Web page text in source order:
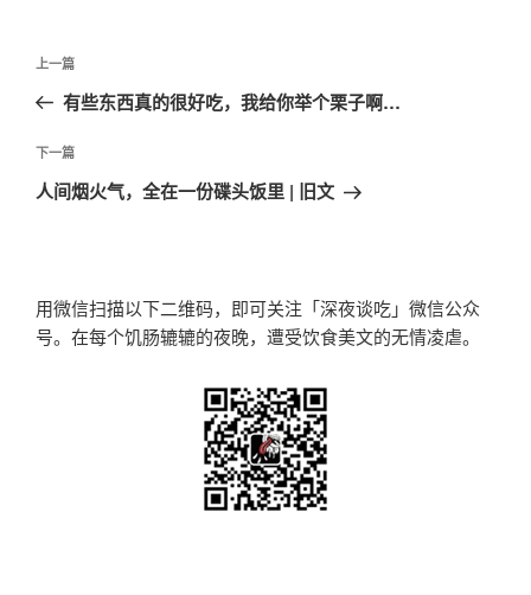
文
导
航
上
一
文
章
上一篇
有些东西真的很好吃，我给你举个栗子啊…
下
一
下一篇
人间烟火气，全在一份碟头饭里 | 旧文
用微信扫描以下二维码，即可关注「深夜谈吃」微信公众
号。在每个饥肠辘辘的夜晚，遭受饮食美文的无情凌虐。